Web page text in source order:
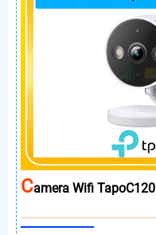
CAmera Wifi TapoC120